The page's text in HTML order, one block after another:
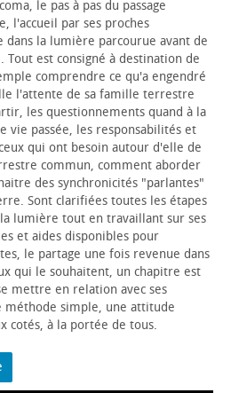
le pas à pas du passage
l'accueil par ses proches
la lumière parcourue avant de
est consigné à destination de
comprendre ce qu'a engendré
l'attente de sa famille terrestre
les questionnements quand à la
vie passée, les responsabilités et
qui ont besoin autour d'elle de
commun, comment aborder
des synchronicités "parlantes"
Sont clarifiées toutes les étapes
lumière tout en travaillant sur ses
et aides disponibles pour
le partage une fois revenue dans
qui le souhaitent, un chapitre est
mettre en relation avec ses
méthode simple, une attitude
cotés, à la portée de tous.